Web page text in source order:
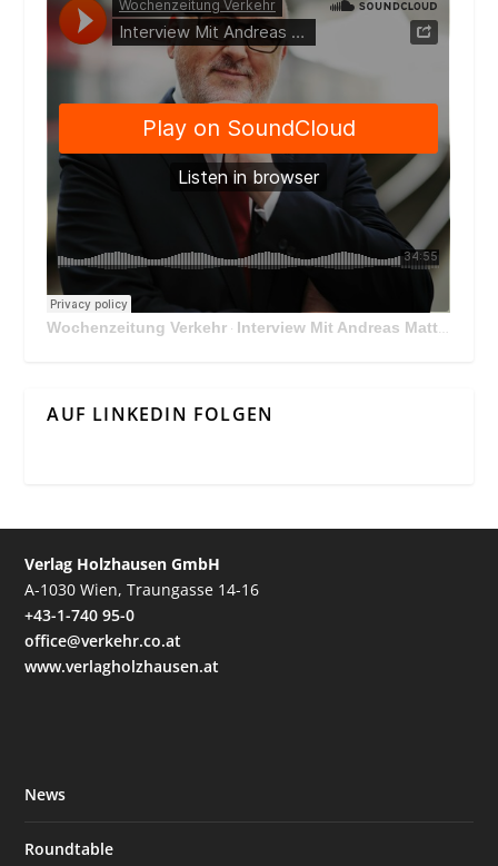
Wochenzeitung Verkehr · Interview Mit Andreas Matthä, CEO der ÖBB Holding
AUF LINKEDIN FOLGEN
Verlag Holzhausen GmbH
A-1030 Wien, Traungasse 14-16
+43-1-740 95-0
office@verkehr.co.at
www.verlagholzhausen.at
News
Roundtable